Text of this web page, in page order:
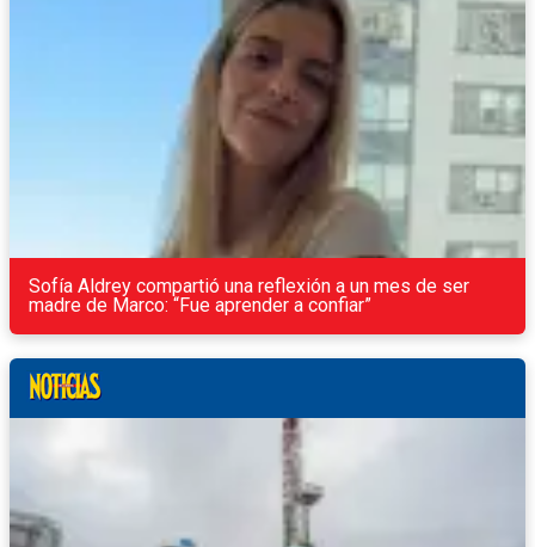
Sofía Aldrey compartió una reflexión a un mes de ser
madre de Marco: “Fue aprender a confiar”